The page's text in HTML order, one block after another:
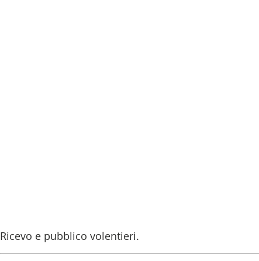
Ricevo e pubblico volentieri.